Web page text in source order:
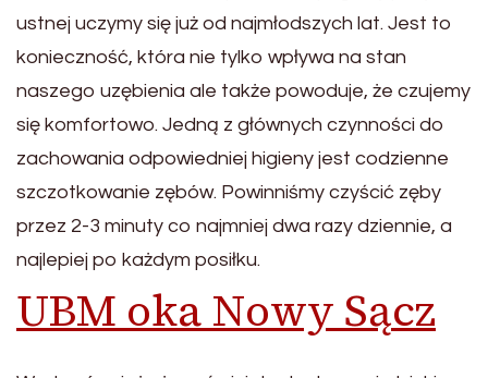
ustnej uczymy się już od najmłodszych lat. Jest to
konieczność, która nie tylko wpływa na stan
naszego uzębienia ale także powoduje, że czujemy
się komfortowo. Jedną z głównych czynności do
zachowania odpowiedniej higieny jest codzienne
szczotkowanie zębów. Powinniśmy czyścić zęby
przez 2-3 minuty co najmniej dwa razy dziennie, a
najlepiej po każdym posiłku.
UBM oka Nowy Sącz